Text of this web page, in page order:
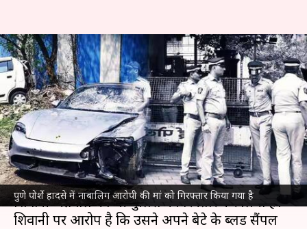
पुणे पोर्शे हादसे में नाबालिग आरोपी की मां को गिरफ्तार किया गया है
पुणे पोर्शे हादसा: नाबालिग आरोपी
की मां भी गिरफ्तार, ब्लड सैंपल
बदलने का है आरोप
लेखन आबिद खान Jun 01, 2024 10:42 am
क्या है खबर?
पुणेके चर्चितपोर्शे हादसेमें अब नाबालिग आरोपी की मां
शिवानी अग्रवाल को भी पुलिस ने गिरफ्तार कर लिया है।
शिवानी पर आरोप है कि उसने अपने बेटे के ब्लड सैंपल